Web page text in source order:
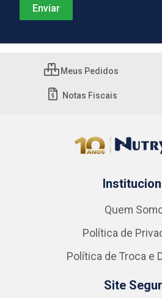
Meus Pedidos
Notas Fiscais
Quem
Política de
Política de Troca e
Site